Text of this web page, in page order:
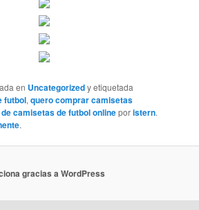
en Uncategorizedy etiquetada
futbol,quero comprar camisetas
camisetas de futbol onlineporistern.
.
gracias a WordPress